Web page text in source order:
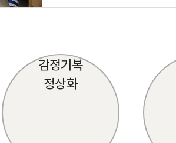
감정기복
정상화